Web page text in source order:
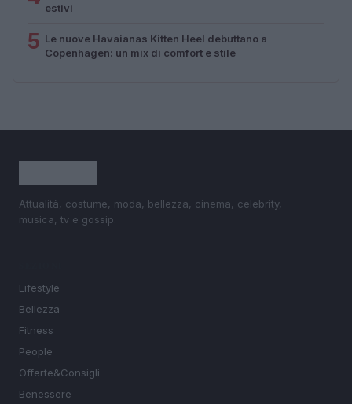
estivi
5 Le nuove Havaianas Kitten Heel debuttano a
Copenhagen: un mix di comfort e stile
Attualità, costume, moda, bellezza, cinema, celebrity,
musica, tv e gossip.
Lifestyle
Bellezza
Fitness
People
Offerte&Consigli
Benessere